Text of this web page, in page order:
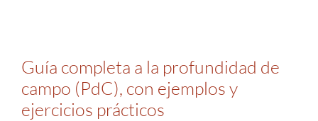
Guía completa a la profundidad de
campo (PdC), con ejemplos y
ejercicios prácticos